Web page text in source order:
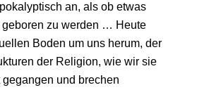
an, als ob etwas
geboren zu werden … Heute
Boden um uns herum, der
der Religion, wie wir sie
und brechen